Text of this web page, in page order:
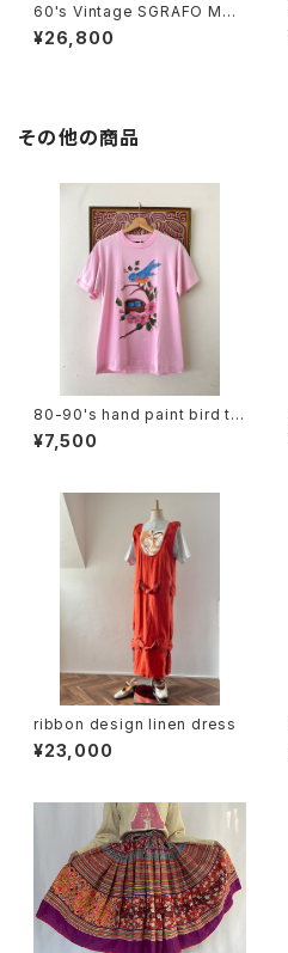
60's Vintage SGRAFO MO
DERN Flower Vase -Koralle
nvasen
¥26,800
その他の商品
80-90's hand paint bird te
e
¥7,500
ribbon design linen dress
¥23,000